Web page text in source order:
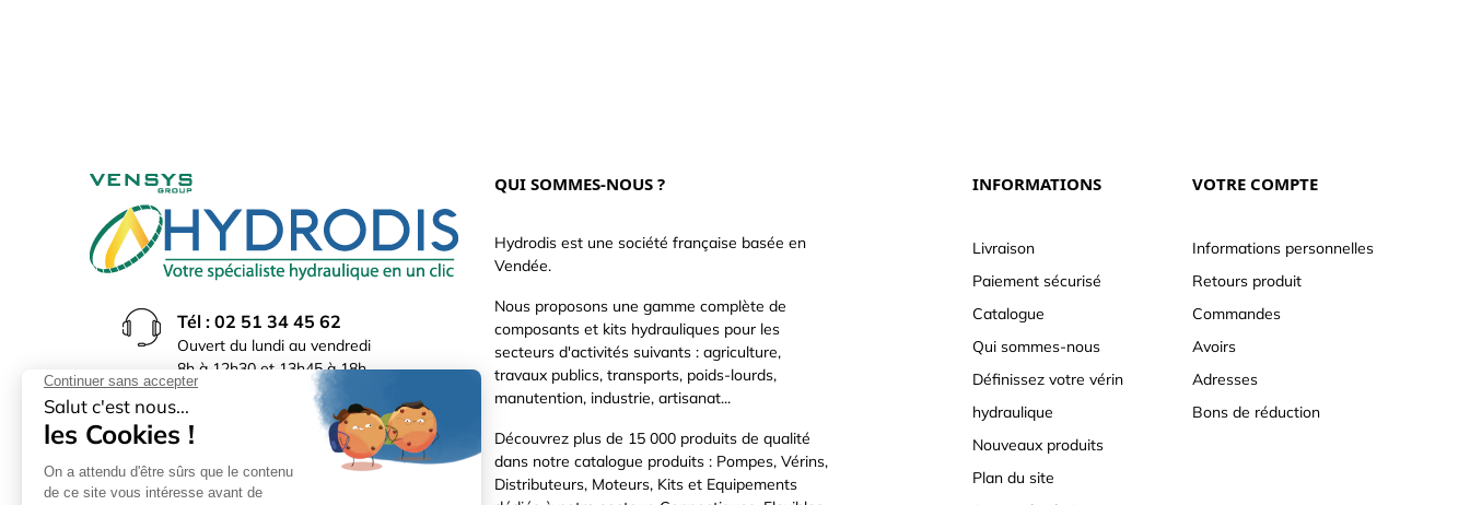
Tél : 02 51 34 45 62
Ouvert du lundi au vendredi
8h à 12h30 et 13h45 à 18h
(17h30 le vendredi)
Rue du Bocage La Ribotière
85170 Le Poiré sur Vie
QUI SOMMES-NOUS ?
Hydrodis est une société française basée en
Vendée.
Nous proposons une gamme complète de
composants et kits hydrauliques pour les
secteurs d'activités suivants : agriculture,
travaux publics, transports, poids-lourds,
manutention, industrie, artisanat...
Découvrez plus de 15 000 produits de qualité
dans notre catalogue produits : Pompes, Vérins,
Distributeurs, Moteurs, Kits et Equipements
INFORMATIONS
Livraison
Paiement sécurisé
Catalogue
Qui sommes-nous
Définissez votre vérin
hydraulique
Nouveaux produits
Plan du site
VOTRE COMPTE
Informations personnelles
Retours produit
Commandes
Avoirs
Adresses
Bons de réduction